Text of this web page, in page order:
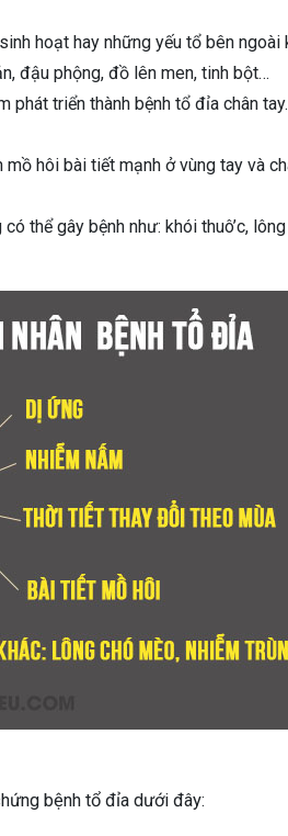
hoạt hay những yếu tổ bên
đậu phộng, đồ lên men, tinh bột…
phát triển thành bệnh tổ đỉa chân tay.
hôi bài tiết mạnh ở vùng tay và
thể gây bệnh như: khói thuô’c,
bệnh tổ đỉa dưới đây: